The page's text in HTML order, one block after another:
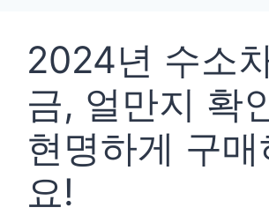
2024년 수소
금, 얼만지 확
현명하게 구매
요!